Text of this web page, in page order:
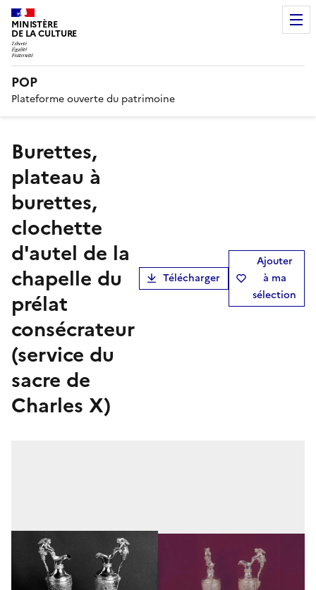
MINISTÈRE
DE LA CULTURE
POP
Plateforme ouverte du patrimoine
burettes,
plateau à
burettes,
clochette
d'autel de la
chapelle du
prélat
consécrateur
(service du
sacre de
Charles X)
Télécharger
Ajouter
à ma
sélection